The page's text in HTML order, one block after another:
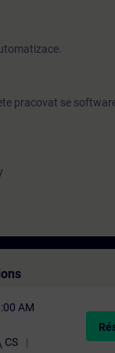
pracovat se
AM
CS